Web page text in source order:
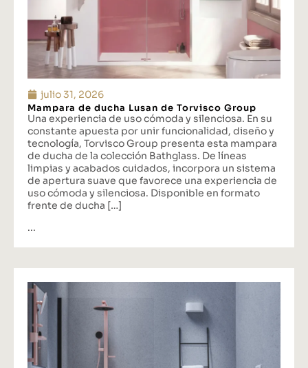
julio 31, 2026
Mampara de ducha Lusan de Torvisco Group
Una experiencia de uso cómoda y silenciosa. En su
constante apuesta por unir funcionalidad, diseño y
tecnología, Torvisco Group presenta esta mampara
de ducha de la colección Bathglass. De líneas
limpias y acabados cuidados, incorpora un sistema
de apertura suave que favorece una experiencia de
uso cómoda y silenciosa. Disponible en formato
frente de ducha […]
...